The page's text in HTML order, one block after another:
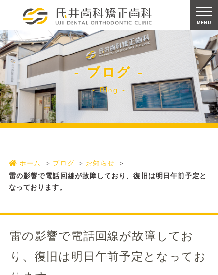
MENU
ブログ
Blog
ホーム ブログ
お知らせ
雷の影響で電話回線が故障しており、復旧は明日午前予定と
なっております。
雷の影響で電話回線が故障してお
り、復旧は明日午前予定となってお